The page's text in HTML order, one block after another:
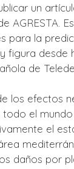
un
AGRESTA.
para la
figura desde
de
los efectos
todo el
el
daños por